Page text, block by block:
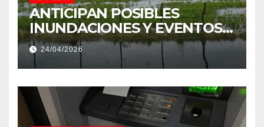
ANTICIPAN POSIBLES
INUNDACIONES Y EVENTOS
EXTREMOS: “PODRÍA SER UN
NIÑO MUY IMPORTANTE”
24/04/2026